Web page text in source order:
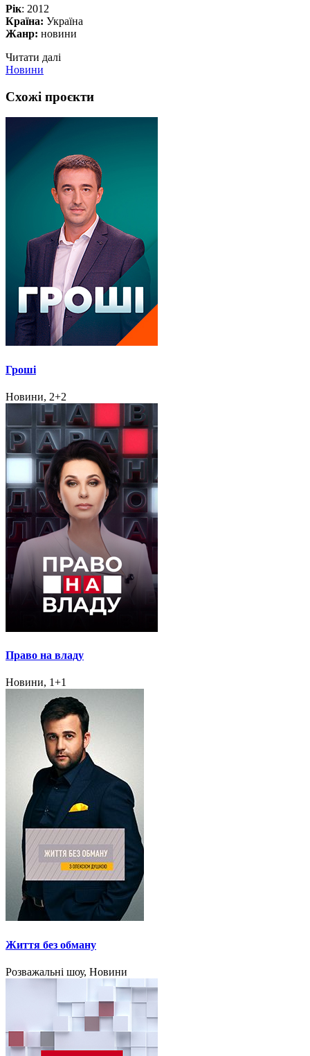
Рік: 2012
Країна: Україна
Жанр: новини
Читати далі
Новини
Схожі проєкти
Гроші
Новини, 2+2
Право на владу
Новини, 1+1
Життя без обману
Розважальні шоу, Новини